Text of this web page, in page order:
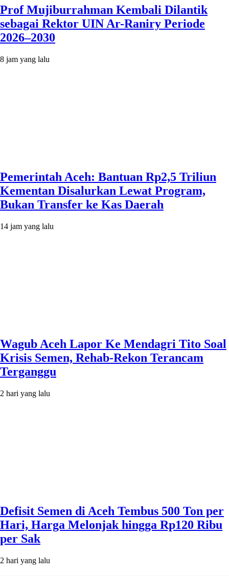
Prof Mujiburrahman Kembali Dilantik
sebagai Rektor UIN Ar-Raniry Periode
2026–2030
8 jam yang lalu
Pemerintah Aceh: Bantuan Rp2,5 Triliun
Kementan Disalurkan Lewat Program,
Bukan Transfer ke Kas Daerah
14 jam yang lalu
Wagub Aceh Lapor Ke Mendagri Tito Soal
Krisis Semen, Rehab-Rekon Terancam
Terganggu
2 hari yang lalu
Defisit Semen di Aceh Tembus 500 Ton per
Hari, Harga Melonjak hingga Rp120 Ribu
per Sak
2 hari yang lalu